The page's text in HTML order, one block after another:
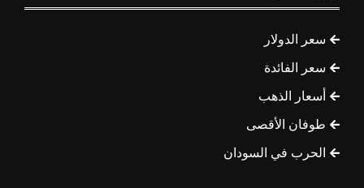
سعر الدولار
سعر الفائدة
أسعار الذهب
طوفان الأقصى
الحرب في السودان